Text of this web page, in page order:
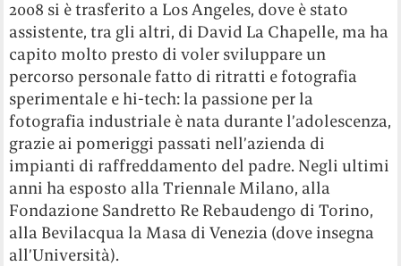
2008 si è trasferito a Los Angeles, dove è stato
assistente, tra gli altri, di David La Chapelle, ma ha
capito molto presto di voler sviluppare un
percorso personale fatto di ritratti e fotografia
sperimentale e hi-tech: la passione per la
fotografia industriale è nata durante l’adolescenza,
grazie ai pomeriggi passati nell’azienda di
impianti di raffreddamento del padre. Negli ultimi
anni ha esposto alla Triennale Milano, alla
Fondazione Sandretto Re Rebaudengo di Torino,
alla Bevilacqua la Masa di Venezia (dove insegna
all’Università).